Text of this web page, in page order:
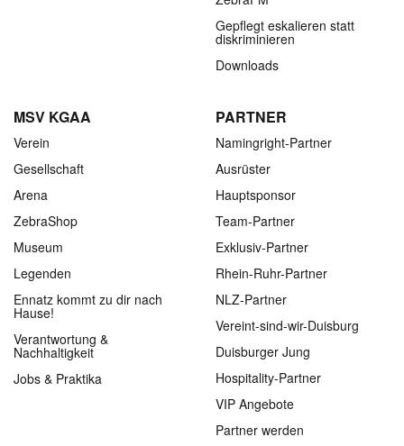
Gepflegt eskalieren statt
diskriminieren
Downloads
MSV KGAA
Verein
Gesellschaft
Arena
ZebraShop
Museum
Legenden
Ennatz kommt zu dir nach
Hause!
Verantwortung &
Nachhaltigkeit
Jobs & Praktika
PARTNER
Namingright-Partner
Ausrüster
Hauptsponsor
Team-Partner
Exklusiv-Partner
Rhein-Ruhr-Partner
NLZ-Partner
Vereint-sind-wir-Duisburg
Duisburger Jung
Hospitality-Partner
VIP Angebote
Partner werden